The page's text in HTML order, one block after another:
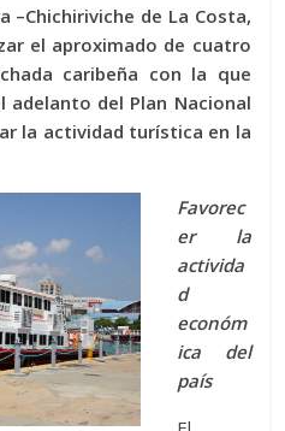
–Chichiriviche de La Costa,
el aproximado de cuatro
caribeña con la que
adelanto del Plan Nacional
la actividad turística en la
Favorec
er la
activida
d
económ
ica del
país